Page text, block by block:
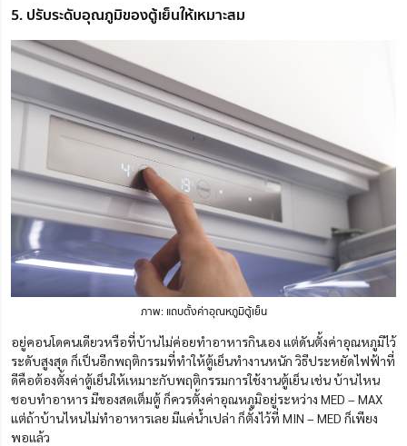
5. ปรับระดับอุณภูมิของตู้เย็นให้เหมาะสม
ภาพ: แถบตั้งค่าอุณหภูมิตู้เย็น
อยู่คอนโดคนเดียวหรือที่บ้านไม่ค่อยทำอาหารกินเอง แต่ดันตั้งค่าอุณหภูมิไว้
ระดับสูงสุด ก็เป็นอีกพฤติกรรมที่ทำให้ตู้เย็นทำงานหนัก วิธีประหยัดไฟฟ้าที่
ดีคือต้องตั้งค่าตู้เย็นให้เหมาะกับพฤติกรรมการใช้งานตู้เย็น เช่น บ้านไหน
ชอบทำอาหาร มีของสดเต็มตู้ ก็ควรตั้งค่าอุณหภูมิอยู่ระหว่าง MED – MAX
แต่ถ้าบ้านไหนไม่ทำอาหารเลย มีแค่น้ำเปล่า ก็ตั้งไว้ที่ MIN – MED ก็เพียง
พอแล้ว